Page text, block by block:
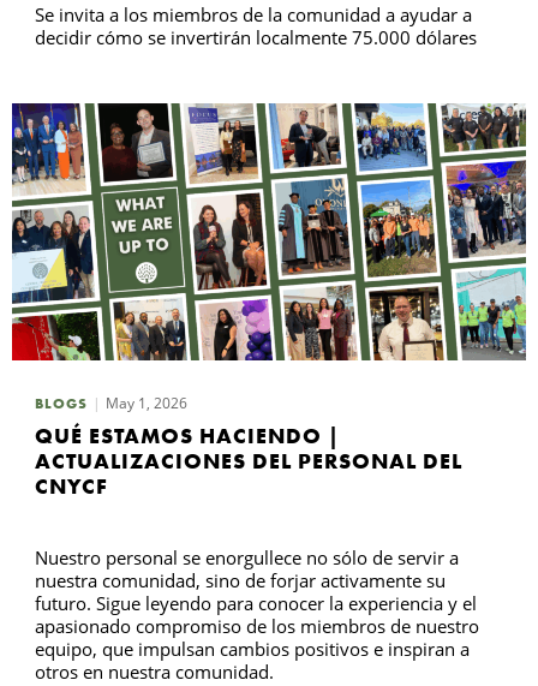
Se invita a los miembros de la comunidad a ayudar a
decidir cómo se invertirán localmente 75.000 dólares
BLOGS May 1, 2026
QUÉ ESTAMOS HACIENDO |
ACTUALIZACIONES DEL PERSONAL DEL
CNYCF
Nuestro personal se enorgullece no sólo de servir a
nuestra comunidad, sino de forjar activamente su
futuro. Sigue leyendo para conocer la experiencia y el
apasionado compromiso de los miembros de nuestro
equipo, que impulsan cambios positivos e inspiran a
otros en nuestra comunidad.